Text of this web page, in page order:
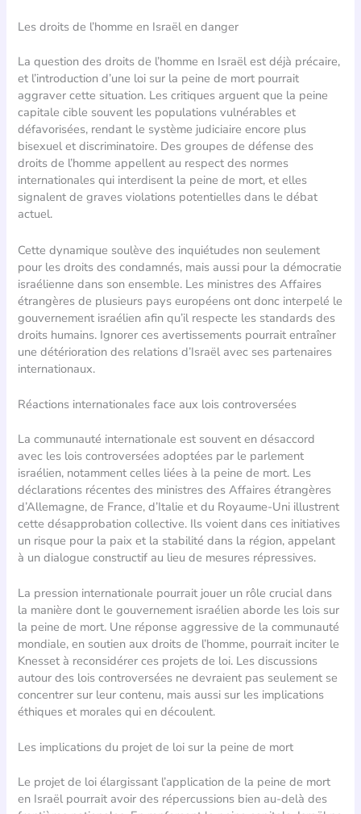
Les droits de l’homme en Israël en danger
La question des droits de l’homme en Israël est déjà précaire,
et l’introduction d’une loi sur la peine de mort pourrait
aggraver cette situation. Les critiques arguent que la peine
capitale cible souvent les populations vulnérables et
défavorisées, rendant le système judiciaire encore plus
bisexuel et discriminatoire. Des groupes de défense des
droits de l’homme appellent au respect des normes
internationales qui interdisent la peine de mort, et elles
signalent de graves violations potentielles dans le débat
actuel.
Cette dynamique soulève des inquiétudes non seulement
pour les droits des condamnés, mais aussi pour la démocratie
israélienne dans son ensemble. Les ministres des Affaires
étrangères de plusieurs pays européens ont donc interpelé le
gouvernement israélien afin qu’il respecte les standards des
droits humains. Ignorer ces avertissements pourrait entraîner
une détérioration des relations d’Israël avec ses partenaires
internationaux.
Réactions internationales face aux lois controversées
La communauté internationale est souvent en désaccord
avec les lois controversées adoptées par le parlement
israélien, notamment celles liées à la peine de mort. Les
déclarations récentes des ministres des Affaires étrangères
d’Allemagne, de France, d’Italie et du Royaume-Uni illustrent
cette désapprobation collective. Ils voient dans ces initiatives
un risque pour la paix et la stabilité dans la région, appelant
à un dialogue constructif au lieu de mesures répressives.
La pression internationale pourrait jouer un rôle crucial dans
la manière dont le gouvernement israélien aborde les lois sur
la peine de mort. Une réponse aggressive de la communauté
mondiale, en soutien aux droits de l’homme, pourrait inciter le
Knesset à reconsidérer ces projets de loi. Les discussions
autour des lois controversées ne devraient pas seulement se
concentrer sur leur contenu, mais aussi sur les implications
éthiques et morales qui en découlent.
Les implications du projet de loi sur la peine de mort
Le projet de loi élargissant l’application de la peine de mort
en Israël pourrait avoir des répercussions bien au-delà des